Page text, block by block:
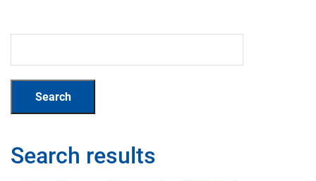
Search results